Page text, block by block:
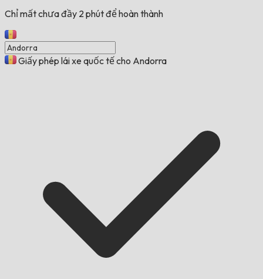
Chỉ mất chưa đầy 2 phút để hoàn thành
Giấy phép lái xe quốc tế cho Andorra